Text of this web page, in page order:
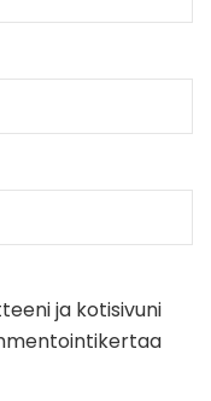
ja kotisivuni